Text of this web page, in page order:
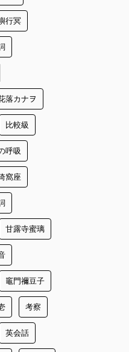
行冥
落カナヲ
比較級
呼吸
窩座
甘露寺蜜璃
竈門禰豆子
考察
英会話